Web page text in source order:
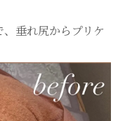
垂れ尻からプリケ